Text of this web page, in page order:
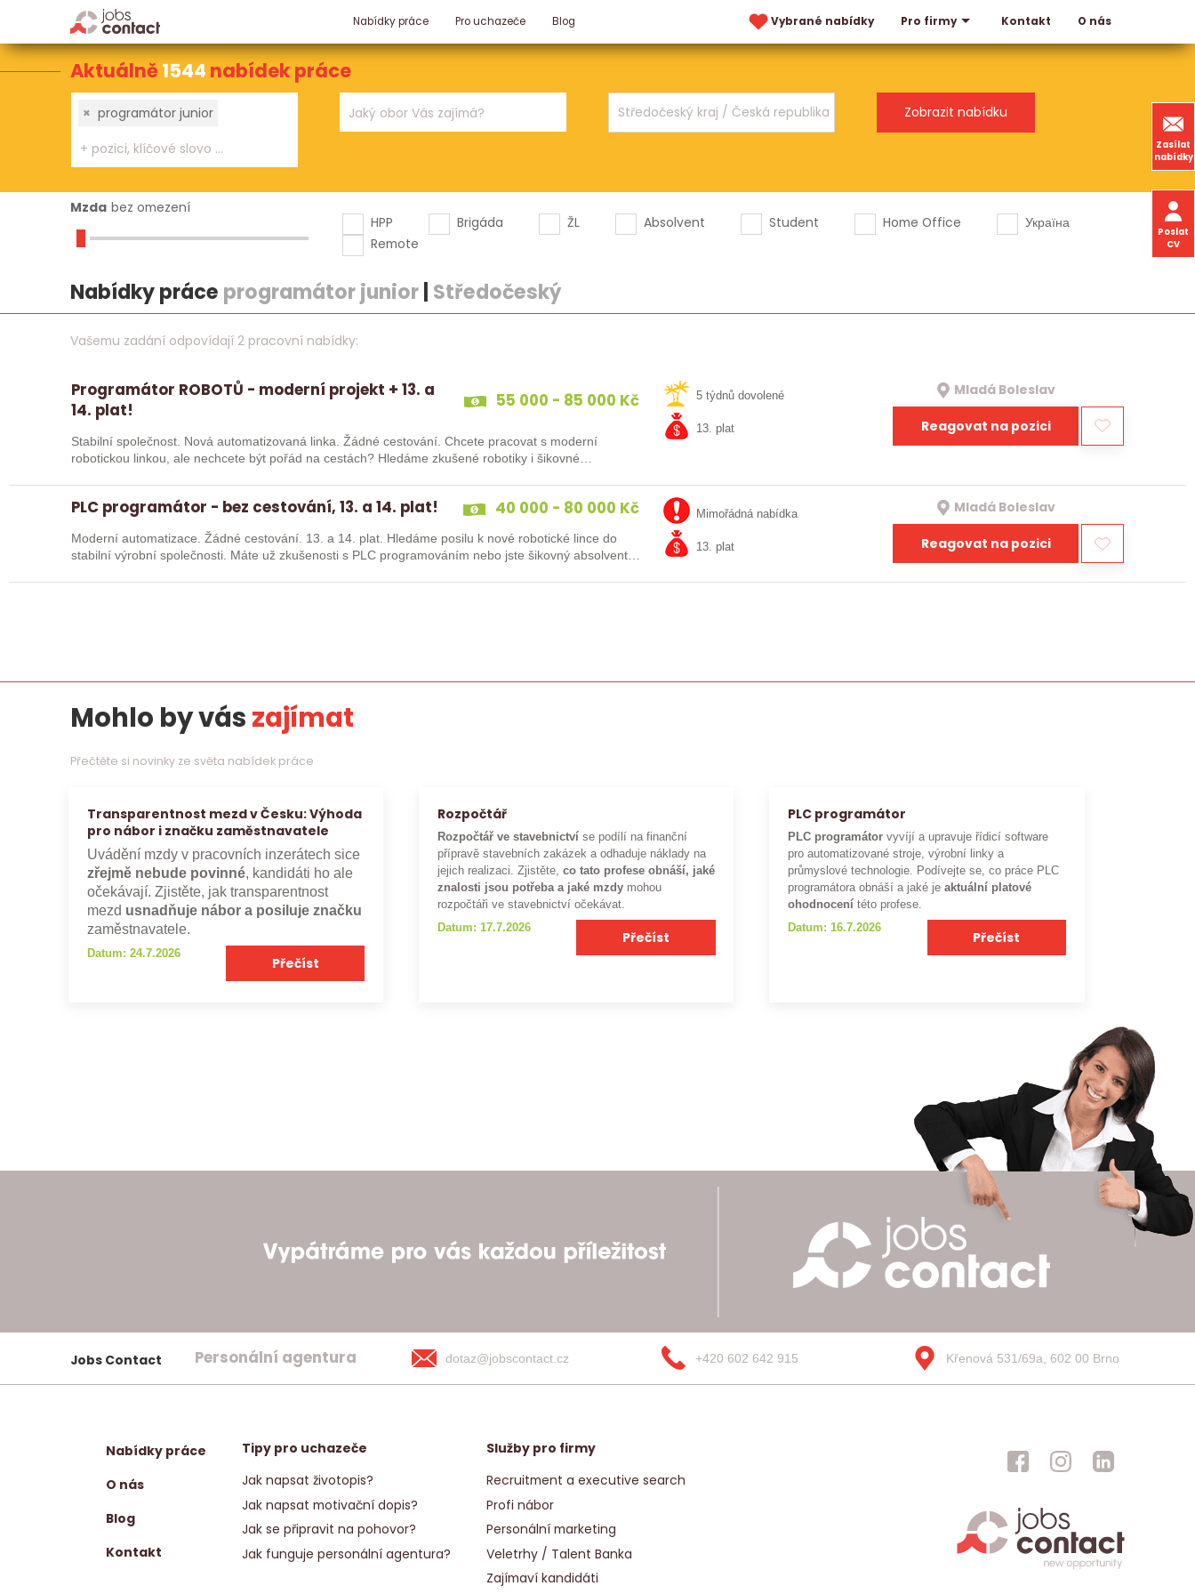
Nabídky práce Pro uchazeče Blog Vybrané nabídky Pro firmy Kontakt O nás
Zasílat
nabídky
Poslat
CV
Aktuálně1544 nabídek práce
× programátor junior
Mzda bez omezení
HPP
Brigáda ŽL Absolvent Student Home Office
Україна
Remote
Nabídky práce programátor junior| Středočeský
Vašemu zadání odpovídají 2 pracovní nabídky:
Programátor ROBOTŮ - moderní projekt + 13. a
14. plat!
55 000 - 85 000 Kč
Stabilní společnost. Nová automatizovaná linka. Žádné cestování. Chcete pracovat s moderní
robotickou linkou, ale nechcete být pořád na cestách? Hledáme zkušené robotiky i šikovné
5 týdnů dovolené
13. plat
Mladá Boleslav
Reagovat na pozici
PLC programátor - bez cestování, 13. a 14. plat! 40 000 - 80 000 Kč
Moderní automatizace. Žádné cestování. 13. a 14. plat. Hledáme posilu k nové robotické lince do
stabilní výrobní společnosti. Máte už zkušenosti s PLC programováním nebo jste šikovný absolvent…
Mimořádná nabídka
13. plat
Mladá Boleslav
Reagovat na pozici
Mohlo by vászajímat
Přečtěte si novinky ze světa nabídek práce
Transparentnost mezd v Česku: Výhoda
pro nábor i značku zaměstnavatele
Uvádění mzdy v pracovních inzerátech sice
zřejmě nebude povinné, kandidáti ho ale
očekávají. Zjistěte, jak transparentnost
mezd usnadňuje nábor a posiluje značku
zaměstnavatele.
Datum: 24.7.2026
Přečíst
Rozpočtář
Rozpočtář ve stavebnictví se podílí na finanční
přípravě stavebních zakázek a odhaduje náklady na
jejich realizaci. Zjistěte,co tato profese obnáší, jaké
znalosti jsou potřeba a jaké mzdy mohou
rozpočtáři ve stavebnictví očekávat.
Datum: 17.7.2026
Přečíst
PLC programátor
PLC programátor vyvíjí a upravuje řídicí software
pro automatizované stroje, výrobní linky a
průmyslové technologie. Podívejte se, co práce PLC
programátora obnáší a jaké je aktuální platové
ohodnocení této profese.
Datum: 16.7.2026
Přečíst
Jobs Contact Personální agentura dotaz@jobscontact.cz +420 602 642 915 Křenová 531/69a, 602 00 Brno
Nabídky práce
O nás
Blog
Kontakt
Tipy pro uchazeče
Jak napsat životopis?
Jak napsat motivační dopis?
Jak se připravit na pohovor?
Jak funguje personální agentura?
Služby pro firmy
Recruitment a executive search
Profi nábor
Personální marketing
Veletrhy / Talent Banka
Zajímaví kandidáti